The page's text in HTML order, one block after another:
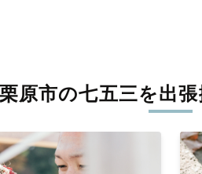
しく仕上げます
しかった！」と思える一枚に出会
原市の七五三を出